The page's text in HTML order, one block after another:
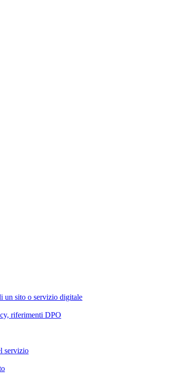
un sito o servizio digitale
riferimenti DPO
servizio